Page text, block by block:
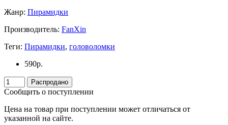
Жанр: Пирамидки
Производитель: FanXin
Теги: Пирамидки, головоломки
590р.
Распродано
Сообщить о поступлении
Цена на товар при поступлении может отличаться от
указанной на сайте.